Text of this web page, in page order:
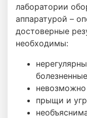
лаборатории
аппаратурой –
достоверные
необходимы:
невозможно
прыщи и